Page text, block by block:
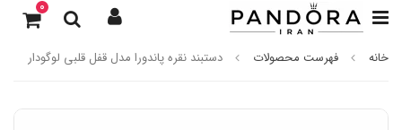
0
خانه فهرست محصولات دستبند نقره پاندورا مدل قفل قلبی لوگودار